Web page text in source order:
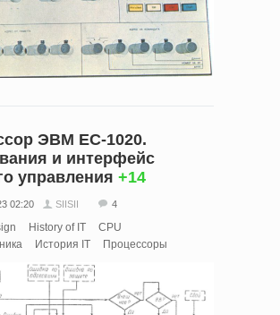
ЭВМ ЕС-1020.
и интерфейс
управления +14
02:20 SIISII 4
History of IT
CPU
История IT Процессоры